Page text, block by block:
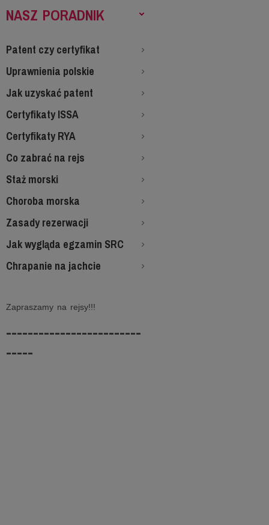
NASZ PORADNIK
Patent czy certyfikat
Uprawnienia polskie
Jak uzyskać patent
Certyfikaty ISSA
Certyfikaty RYA
Co zabrać na rejs
Staż morski
Choroba morska
Zasady rezerwacji
Jak wygląda egzamin SRC
Chrapanie na jachcie
Zapraszamy na rejsy!!!
-------------------------
-----